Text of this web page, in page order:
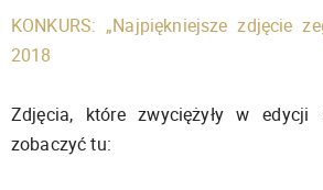
KONKURS: „Najpiękniejsze zdjęcie
2018
Zdjęcia, które zwyciężyły w edycji
zobaczyć tu: